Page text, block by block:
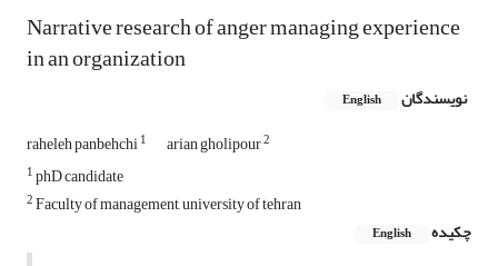
Narrative research of anger managing experience
in an organization
نویسندگان English
raheleh panbehchi1 arian gholipour2
1phD candidate
2Faculty of management, university of tehran
چکیده
English